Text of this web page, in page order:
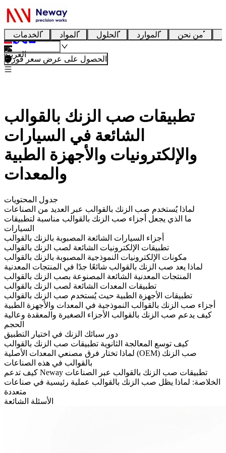
الخدمات المواد الحلول الموارد من نحن
العربية
الحصول على عرض سعر فوري
تطبيقات صب الزنك بالقوالب
الشائعة في السيارات
والإلكترونيات والأجهزة الطبية
والمعدات
جدول المحتويات
لماذا يُستخدم صب الزنك بالقوالب عبر العديد من الصناعات
ما الذي يجعل أجزاء صب الزنك بالقوالب مناسبة لتطبيقات
السيارات
أجزاء السيارات الشائعة المصبوبة بالزنك بالقوالب
تطبيقات الإلكترونيات الشائعة لصب الزنك بالقوالب
مكونات الإلكترونيات النموذجية المصبوبة بالزنك بالقوالب
لماذا يعد صب الزنك بالقوالب شائعًا جدًا في المنتجات المعدنية
المنتجات المعدنية الشائعة المصنوعة بصب الزنك بالقوالب
تطبيقات المعدات الشائعة لصب الزنك بالقوالب
تطبيقات الأجهزة الطبية حيث يُستخدم صب الزنك بالقوالب
أجزاء صب الزنك بالقوالب النموذجية في المعدات والأجهزة الطبية
كيف يدعم صب الزنك بالقوالب الأجزاء الصغيرة والمعقدة وعالية
الحجم
دور سبائك الزنك في اختيار التطبيق
كيف توسع المعالجة الثانوية تطبيقات صب الزنك بالقوالب
لماذا تختار فرق مصنعي المعدات الأصلية (OEM) صب الزنك
بالقوالب في هذه الصناعات
كيف تدعم Neway تطبيقات صب الزنك بالقوالب عبر الصناعات
الخلاصة: لماذا يظل صب الزنك بالقوالب عملية رئيسية في صناعات
متعددة
الأسئلة الشائعة